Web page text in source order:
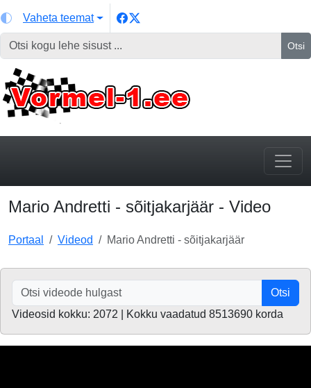
Vaheta teemat
Otsi
Mario Andretti - sõitjakarjäär - Video
Portaal Videod Mario Andretti - sõitjakarjäär
Otsi
Videosid kokku: 2072 | Kokku vaadatud 8513690 korda